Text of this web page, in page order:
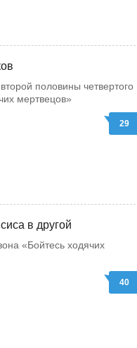
половины четвертого
мертвецов»
29
в другой
«Бойтесь ходячих
40